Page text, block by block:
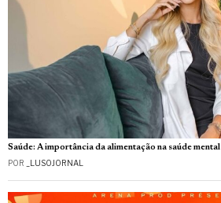
Saúde: A importância da alimentação na saúde mental
POR _LUSOJORNAL